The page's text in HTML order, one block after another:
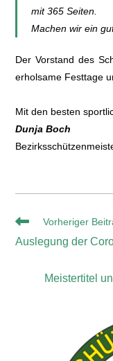
mit 365 Seiten.
Machen wir ein
Der Vorstand des
erholsame Festtage
Mit den besten
Dunja Boch
Vorheriger
Auslegung der
Meistertitel